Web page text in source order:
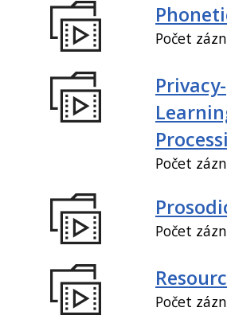
Počet
Počet
Počet
Počet